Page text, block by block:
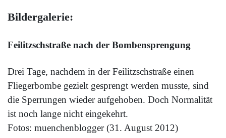
Bildergalerie:
Feilitzschstraße nach der Bombensprengung
Drei Tage, nachdem in der Feilitzschstraße einen
Fliegerbombe gezielt gesprengt werden musste, sind
die Sperrungen wieder aufgehoben. Doch Normalität
ist noch lange nicht eingekehrt.
Fotos: muenchenblogger (31. August 2012)